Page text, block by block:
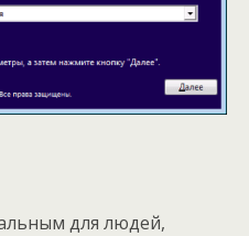
для людей,